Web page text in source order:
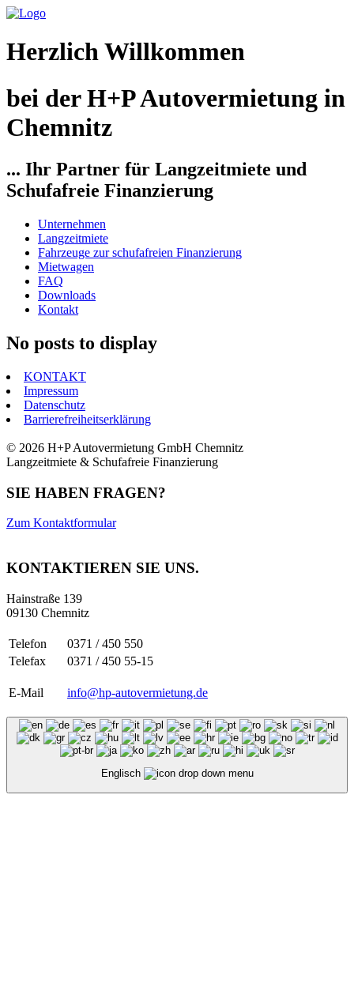
Herzlich Willkommen
bei der H+P Autovermietung in
Chemnitz
... Ihr Partner für Langzeitmiete und
Schufafreie Finanzierung
Unternehmen
Langzeitmiete
Fahrzeuge zur schufafreien Finanzierung
Mietwagen
FAQ
Downloads
Kontakt
No posts to display
KONTAKT
Impressum
Datenschutz
Barrierefreiheitserklärung
© 2026 H+P Autovermietung GmbH Chemnitz
Langzeitmiete & Schufafreie Finanzierung
SIE HABEN FRAGEN?
Zum Kontaktformular
KONTAKTIEREN SIE UNS.
Hainstraße 139
09130 Chemnitz
Telefon
0371 / 450 550
Telefax
0371 / 450 55-15
E-Mail info@hp-autovermietung.de
Englisch